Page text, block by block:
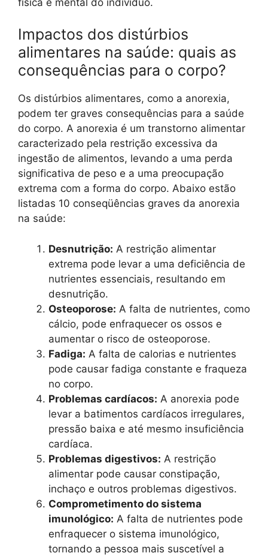
Impactos dos distúrbios
alimentares na saúde: quais as
consequências para o corpo?
Os distúrbios alimentares, como a anorexia,
podem ter graves consequências para a saúde
do corpo. A anorexia é um transtorno alimentar
caracterizado pela restrição excessiva da
ingestão de alimentos, levando a uma perda
significativa de peso e a uma preocupação
extrema com a forma do corpo. Abaixo estão
listadas 10 conseqüências graves da anorexia
na saúde:
Desnutrição: A restrição alimentar
extrema pode levar a uma deficiência de
nutrientes essenciais, resultando em
desnutrição.
Osteoporose: A falta de nutrientes, como
cálcio, pode enfraquecer os ossos e
aumentar o risco de osteoporose.
Fadiga: A falta de calorias e nutrientes
pode causar fadiga constante e fraqueza
no corpo.
Problemas cardíacos: A anorexia pode
levar a batimentos cardíacos irregulares,
pressão baixa e até mesmo insuficiência
cardíaca.
Problemas digestivos: A restrição
alimentar pode causar constipação,
inchaço e outros problemas digestivos.
Comprometimento do sistema
imunológico: A falta de nutrientes pode
enfraquecer o sistema imunológico,
tornando a pessoa mais suscetível a